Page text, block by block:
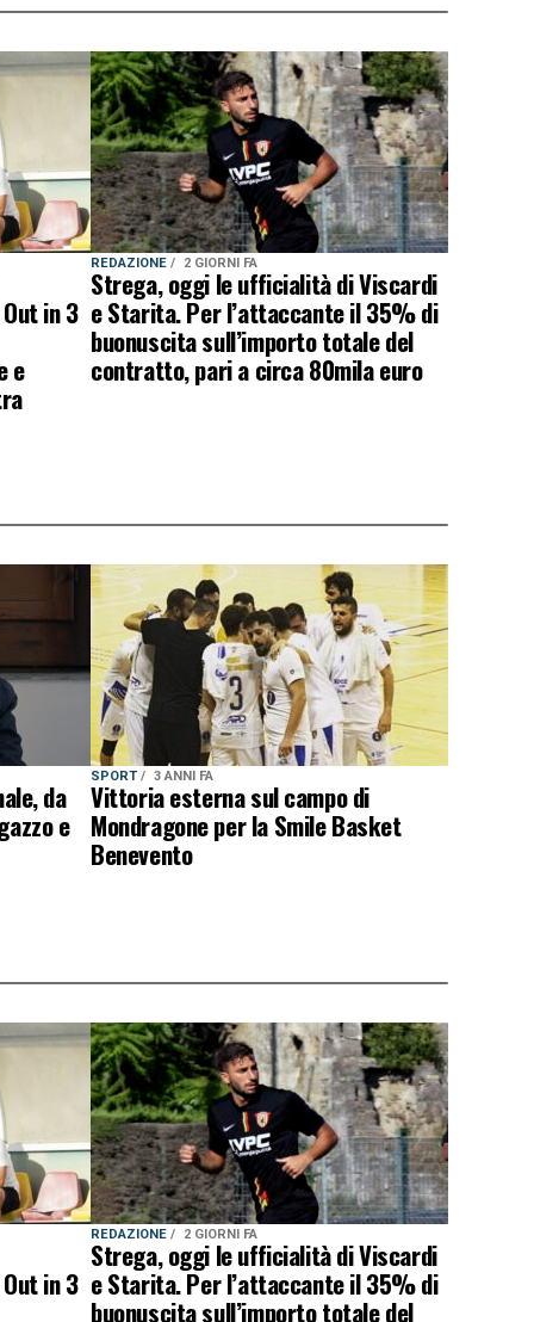
in 3
e
REDAZIONE 2 GIORNI FA
Strega, oggi le ufficialità di Viscardi
e Starita. Per l’attaccante il 35% di
buonuscita sull’importo totale del
contratto, pari a circa 80mila euro
da
e
SPORT 3 ANNI FA
Vittoria esterna sul campo di
Mondragone per la Smile Basket
Benevento
in 3
REDAZIONE 2 GIORNI FA
Strega, oggi le ufficialità di Viscardi
e Starita. Per l’attaccante il 35% di
buonuscita sull’importo totale del